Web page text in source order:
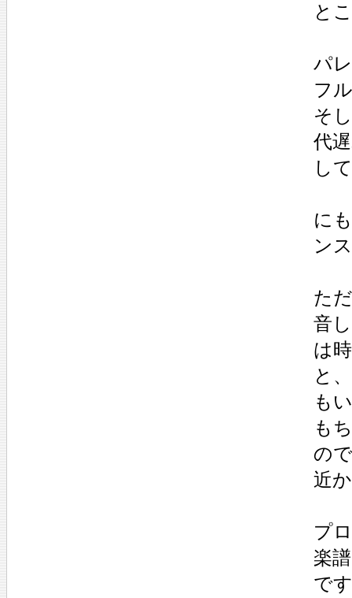
と
パ
フ
そ
代
し
に
ン
た
音
は
と
も
も
の
近
プ
楽
で